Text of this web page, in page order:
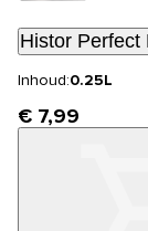
Histor Perfect
Inhoud:0.25L
€ 7,99